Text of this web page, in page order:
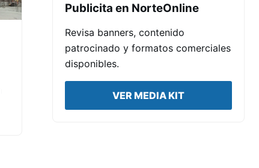
Publicita en NorteOnline
Revisa banners, contenido
patrocinado y formatos comerciales
disponibles.
VER MEDIA KIT